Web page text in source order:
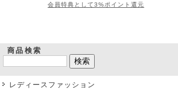
会員特典として3%ポイント還元
商品検索
レディースファッション